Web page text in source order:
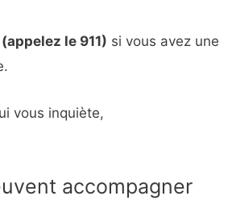
le 911) si vous avez une
vous inquiète,
accompagner